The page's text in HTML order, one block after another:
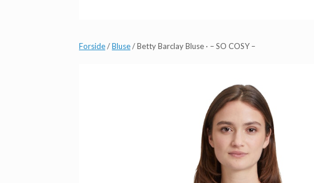
Forside/Bluse/ Betty Barclay Bluse · – SO COSY –